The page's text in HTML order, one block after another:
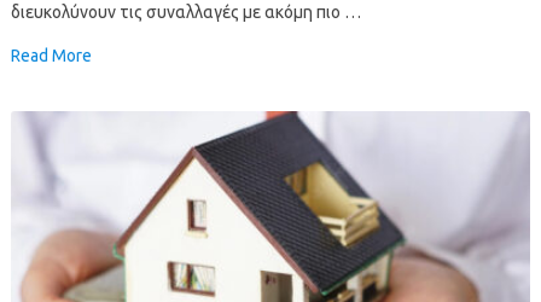
διευκολύνουν τις συναλλαγές με ακόμη πιο …
Read More